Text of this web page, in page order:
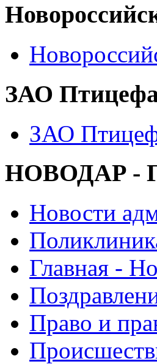
ЗАО
ЗАО
НОВОДАР -
Новости
Главная -
Право и